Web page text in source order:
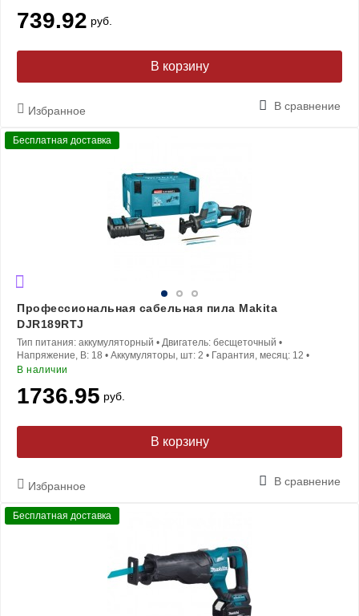
739.92 руб.
В корзину
Избранное В сравнение
Бесплатная доставка
Профессиональная сабельная пила Makita
DJR189RTJ
Тип питания: аккумуляторный • Двигатель: бесщеточный •
Напряжение, В: 18 • Аккумуляторы, шт: 2 • Гарантия, месяц: 12 •
В наличии
1736.95 руб.
В корзину
Избранное В сравнение
Бесплатная доставка